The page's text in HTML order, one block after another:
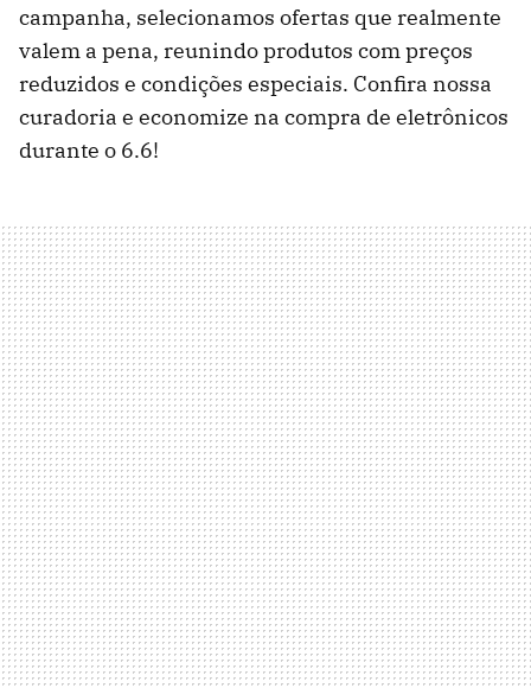
campanha, selecionamos ofertas que realmente
valem a pena, reunindo produtos com preços
reduzidos e condições especiais. Confira nossa
curadoria e economize na compra de eletrônicos
durante o 6.6!